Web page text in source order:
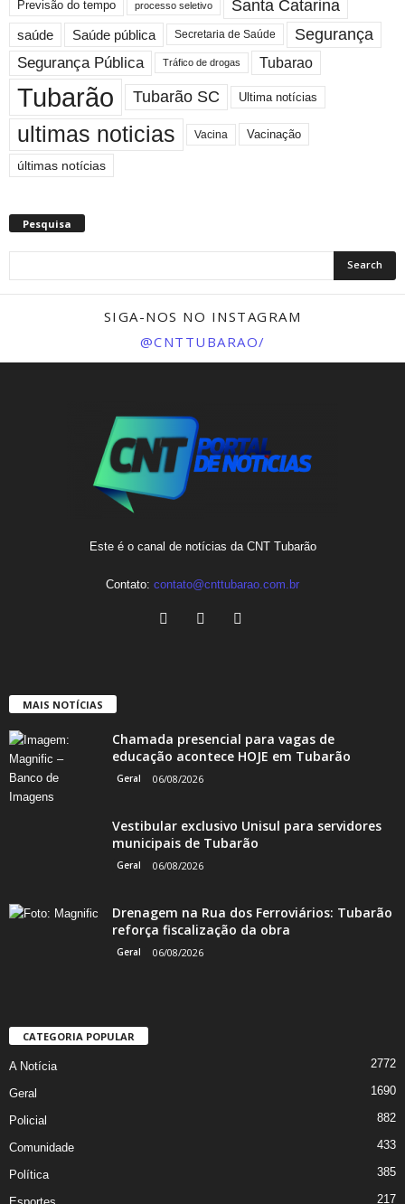
Previsão do tempo processo seletivo Santa Catarina
saúde Saúde pública Secretaria de Saúde Segurança
Segurança Pública Tráfico de drogas Tubarao
Tubarão Tubarão SC Ultima notícias
ultimas noticias Vacina Vacinação
últimas notícias
Pesquisa
SIGA-NOS NO INSTAGRAM
@CNTTUBARAO/
Este é o canal de notícias da CNT Tubarão
Contato: contato@cnttubarao.com.br
MAIS NOTÍCIAS
Chamada presencial para vagas de
educação acontece HOJE em Tubarão
Geral 06/08/2026
Vestibular exclusivo Unisul para servidores
municipais de Tubarão
Geral 06/08/2026
Drenagem na Rua dos Ferroviários: Tubarão
reforça fiscalização da obra
Geral 06/08/2026
CATEGORIA POPULAR
A Notícia 2772
Geral 1690
Policial 882
Comunidade 433
Política 385
217